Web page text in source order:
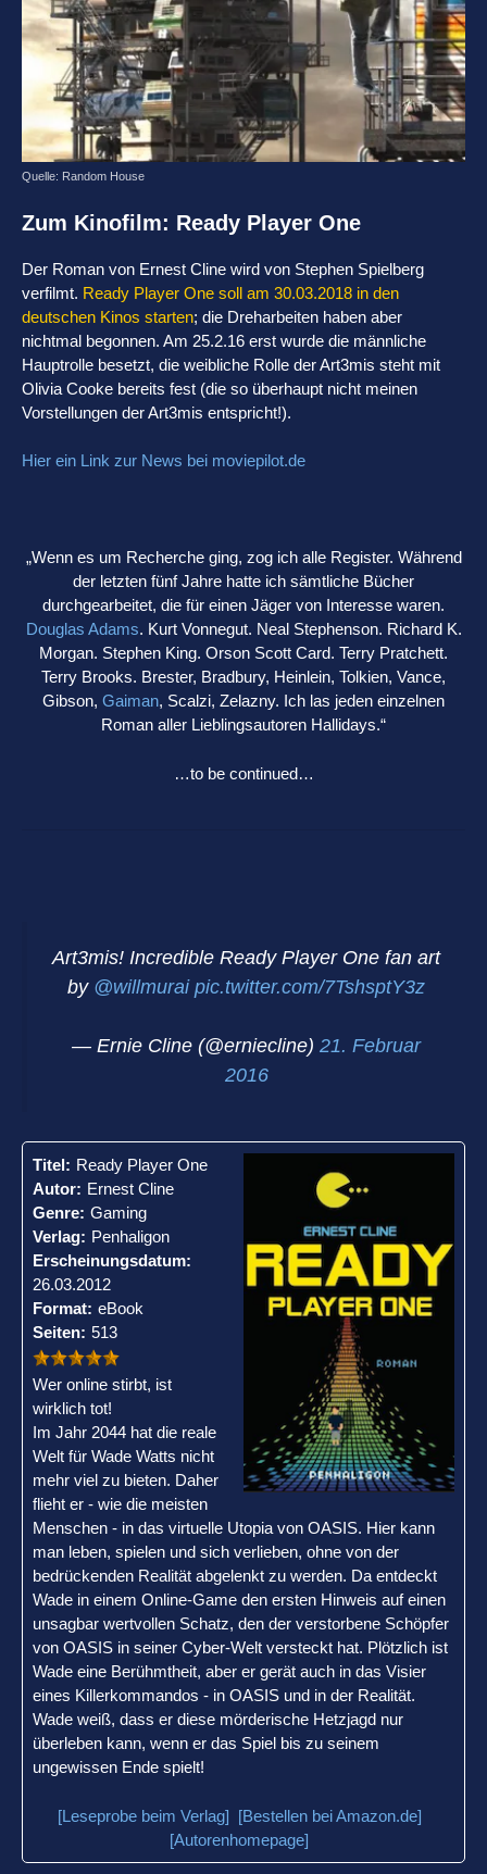
Quelle: Random House
Zum Kinofilm: Ready Player One
Der Roman von Ernest Cline wird von Stephen Spielberg
verfilmt. Ready Player One soll am 30.03.2018 in den
deutschen Kinos starten; die Dreharbeiten haben aber
nichtmal begonnen. Am 25.2.16 erst wurde die männliche
Hauptrolle besetzt, die weibliche Rolle der Art3mis steht mit
Olivia Cooke bereits fest (die so überhaupt nicht meinen
Vorstellungen der Art3mis entspricht!).
Hier ein Link zur News bei moviepilot.de
„Wenn es um Recherche ging, zog ich alle Register. Während
der letzten fünf Jahre hatte ich sämtliche Bücher
durchgearbeitet, die für einen Jäger von Interesse waren.
Douglas Adams. Kurt Vonnegut. Neal Stephenson. Richard K.
Morgan. Stephen King. Orson Scott Card. Terry Pratchett.
Terry Brooks. Brester, Bradbury, Heinlein, Tolkien, Vance,
Gibson, Gaiman, Scalzi, Zelazny. Ich las jeden einzelnen
Roman aller Lieblingsautoren Hallidays.“
…to be continued…
Art3mis! Incredible Ready Player One fan art
by @willmurai pic.twitter.com/7TshsptY3z
— Ernie Cline (@erniecline) 21. Februar
2016
Titel: Ready Player One
Autor: Ernest Cline
Genre: Gaming
Verlag: Penhaligon
Erscheinungsdatum:
26.03.2012
Format: eBook
Seiten: 513
Wer online stirbt, ist
wirklich tot!
Im Jahr 2044 hat die reale
Welt für Wade Watts nicht
mehr viel zu bieten. Daher
flieht er - wie die meisten
Menschen - in das virtuelle Utopia von OASIS. Hier kann
man leben, spielen und sich verlieben, ohne von der
bedrückenden Realität abgelenkt zu werden. Da entdeckt
Wade in einem Online-Game den ersten Hinweis auf einen
unsagbar wertvollen Schatz, den der verstorbene Schöpfer
von OASIS in seiner Cyber-Welt versteckt hat. Plötzlich ist
Wade eine Berühmtheit, aber er gerät auch in das Visier
eines Killerkommandos - in OASIS und in der Realität.
Wade weiß, dass er diese mörderische Hetzjagd nur
überleben kann, wenn er das Spiel bis zu seinem
ungewissen Ende spielt!
[Leseprobe beim Verlag] [Bestellen bei Amazon.de]
[Autorenhomepage]